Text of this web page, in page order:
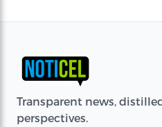
Transparent news,
perspectives.